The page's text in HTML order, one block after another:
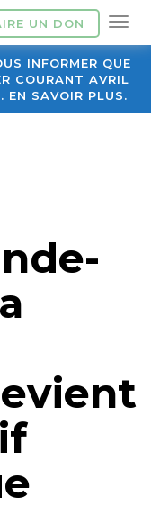
UN DON
INFORMER QUE
COURANT AVRIL
EN SAVOIR PLUS.